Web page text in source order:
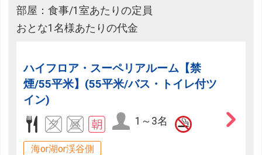
部屋：食事/1室あたりの定員
おとな1名様あたりの代金
ハイフロア・スーペリアルーム【禁
煙/55平米】(55平米/バス・トイレ付ツ
イン)
1～3名
海or湖or渓谷側